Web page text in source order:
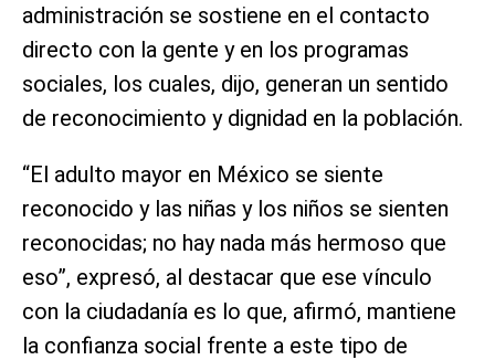
administración se sostiene en el contacto
directo con la gente y en los programas
sociales, los cuales, dijo, generan un sentido
de reconocimiento y dignidad en la población.
“El adulto mayor en México se siente
reconocido y las niñas y los niños se sienten
reconocidas; no hay nada más hermoso que
eso”, expresó, al destacar que ese vínculo
con la ciudadanía es lo que, afirmó, mantiene
la confianza social frente a este tipo de